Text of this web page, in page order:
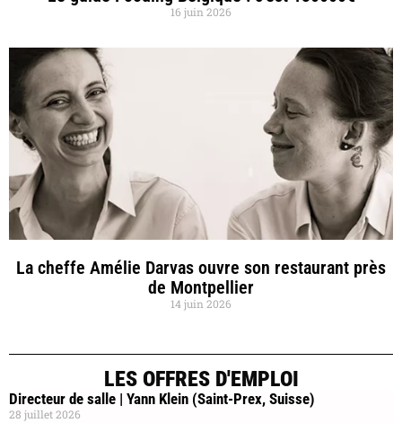
16 juin 2026
La cheffe Amélie Darvas ouvre son restaurant près
de Montpellier
14 juin 2026
LES OFFRES D'EMPLOI
Directeur de salle | Yann Klein (Saint-Prex, Suisse)
28 juillet 2026